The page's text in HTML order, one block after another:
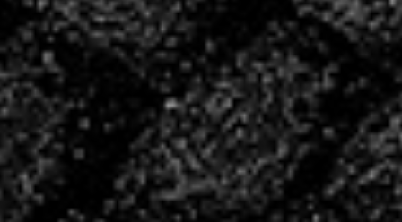
INSCRIVEZ
VOUS POUR LA
SAISON
2026/2027 !